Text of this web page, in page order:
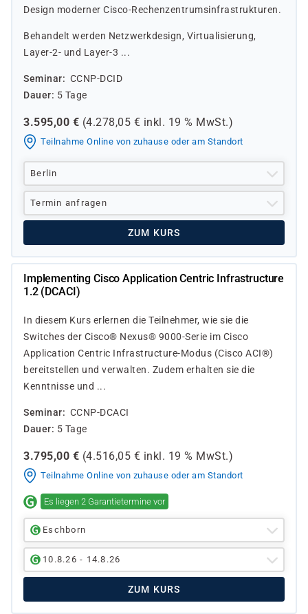
Design moderner Cisco-Rechenzentrumsinfrastrukturen.
Behandelt werden Netzwerkdesign, Virtualisierung,
Layer-2- und Layer-3 ...
Seminar
CCNP-DCID
Dauer
5 Tage
3.595,00 € (4.278,05 € inkl. 19 % MwSt.)
Teilnahme Online von zuhause oder am Standort
Berlin
Termin anfragen
ZUM KURS
Implementing Cisco Application Centric Infrastructure
1.2 (DCACI)
In diesem Kurs erlernen die Teilnehmer, wie sie die
Switches der Cisco® Nexus® 9000-Serie im Cisco
Application Centric Infrastructure-Modus (Cisco ACI®)
bereitstellen und verwalten. Zudem erhalten sie die
Kenntnisse und ...
Seminar
CCNP-DCACI
Dauer
5 Tage
3.795,00 € (4.516,05 € inkl. 19 % MwSt.)
Teilnahme Online von zuhause oder am Standort
Es liegen 2 Garantietermine vor
Eschborn
10.8.26 - 14.8.26
ZUM KURS